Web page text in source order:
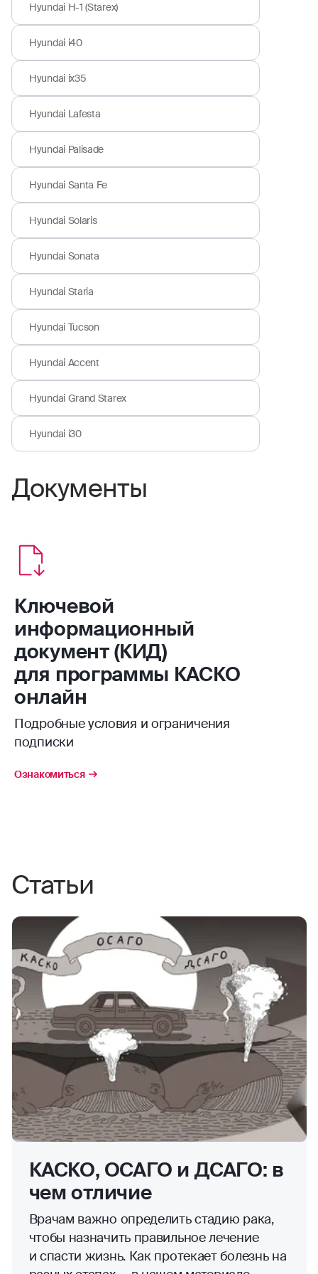
Hyundai H-1 (Starex)
Hyundai i40
Hyundai ix35
Hyundai Lafesta
Hyundai Palisade
Hyundai Santa Fe
Hyundai Solaris
Hyundai Sonata
Hyundai Staria
Hyundai Tucson
Hyundai Accent
Hyundai Grand Starex
Hyundai i30
Документы
Ключевой
информационный
документ (КИД)
для программы КАСКО
онлайн
Подробные условия и ограничения
подписки
Ознакомиться
Статьи
КАСКО, ОСАГО и ДСАГО: в
чем отличие
Врачам важно определить стадию рака,
чтобы назначить правильное лечение
и спасти жизнь. Как протекает болезнь на